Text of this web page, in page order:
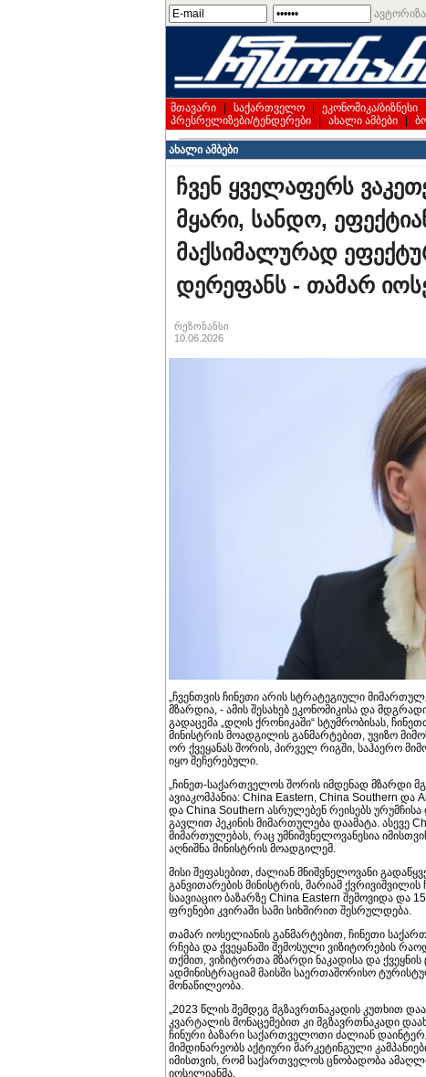
მთავარი საქართველო ეკონომიკა/ბიზნესი
პრესრელიზები/ტენდერები
ახალი ამბები
ახალი ამბები
ჩვენ ყველაფერს
მყარი, სანდო,
მაქსიმალურად
დერეფანს - თამარ
რეზონანსი
10.06.2026
„ჩვენთვის ჩინეთი არის სტრატეგიული
მზარდია, - ამის შესახებ ეკონომიკისა და
გადაცემა „დღის ქრონიკაში“ სტუმრობისას,
მინისტრის მოადგილის განმარტებით, უვიზო
ორ ქვეყანას შორის, პირველ რიგში, საჰაერო
იყო შეჩერებული.
„ჩინეთ-საქართველოს შორის იმდენად მზარდი
ავიაკომპანია: China Eastern, China Southern
და China Southern ასრულებენ რეისებს
გავლით პეკინის მიმართულება დაამატა. ასევე
მიმართულებას, რაც უმნიშვნელოვანესია
აღნიშნა მინისტრის მოადგილემ.
მისი შეფასებით, ძალიან მნიშვნელოვანი
განვითარების მინისტრის, მარიამ
საავიაციო ბაზარზე China Eastern შემოვიდა და
ფრენები კვირაში სამი სიხშირით შესრულდება.
თამარ იოსელიანის განმარტებით, ჩინეთი
რჩება და ქვეყანაში შემოსული ვიზიტორების
თქმით, ვიზიტორთა მზარდი ნაკადისა და
ადმინისტრაციამ მაისში საერთაშორისო
მონაწილეობა.
„2023 წლის შემდეგ მგზავრთნაკადის კუთხით
კვარტალის მონაცემებით კი მგზავრთნაკადი
ჩინური ბაზარი საქართველოთი ძალიან
მიმდინარეობს აქტიური მარკეტინგული
იმისთვის, რომ საქართველოს ცნობადობა
იოსელიანმა.